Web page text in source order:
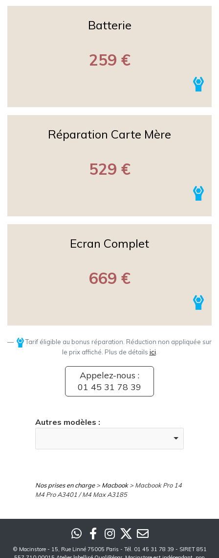
Batterie
259 €
Réparation Carte Mère
529 €
Ecran Complet
669 €
Tarif éligible au bonus réparation. Réduction non appliquée sur
le prix affiché. Plus de détails ici
Appelez-nous :
01 45 31 78 39
Autres modèles :
Nos prises en charge> Macbook> Macbook Pro 14
M4 Pro A3401 / M4 Max A3185
© Macinstore - 15, Rue Linné 75005 Paris - Tél. 01 45 31 78 39 - SIRET 851